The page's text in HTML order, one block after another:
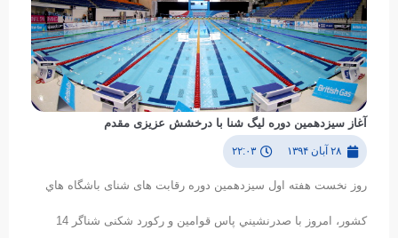
آغاز سیزدهمین دوره لیگ شنا با درخشش عزیزی مقدم
۲۸ آبان ۱۳۹۴ ۲۲:۰۳
روز نخست هفته اول سیزدهمین دوره رقابت های شنای باشگاه هاي
كشور، امروز با صدرنشيني پاس قوامين و رکورد شکنی شناگر 14